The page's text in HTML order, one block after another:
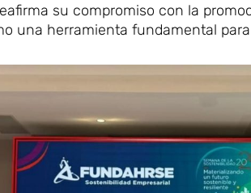
su compromiso con la
una herramienta fundamental